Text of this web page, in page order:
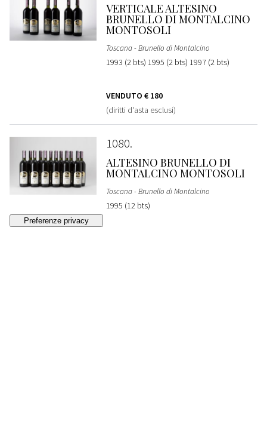
VERTICALE ALTESINO
BRUNELLO DI MONTALCINO
MONTOSOLI
Toscana - Brunello di Montalcino
1993 (2 bts) 1995 (2 bts) 1997 (2 bts)
VENDUTO € 180
(diritti d'asta esclusi)
1080
ALTESINO BRUNELLO DI
MONTALCINO MONTOSOLI
Toscana - Brunello di Montalcino
1995 (12 bts)